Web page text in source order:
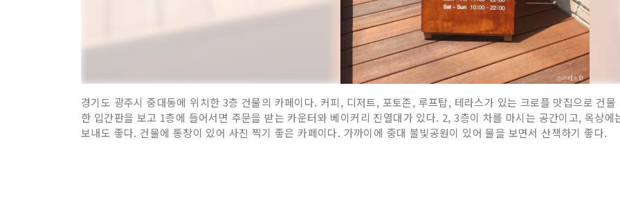
경기도 광주시 중대동에 위치한 3층 건물의 카페이다. 커피, 디저트, 포토존, 루프탑, 테라스가 있는 크로플 맛집으로 건
한 입간판을 보고 1층에 들어서면 주문을 받는 카운터와 베이커리 진열대가 있다. 2, 3층이 차를 마시는 공간이고, 옥상
보내도 좋다. 건물에 통창이 있어 사진 찍기 좋은 카페이다. 가까이에 중대 불빛공원이 있어 물을 보면서 산책하기 좋다.